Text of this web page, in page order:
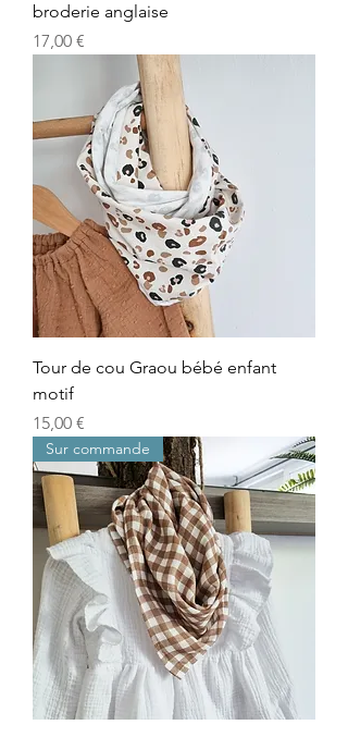
broderie anglaise
Prix
17,00 €
Tour de cou Graou bébé enfant
motif
Prix
15,00 €
Sur commande